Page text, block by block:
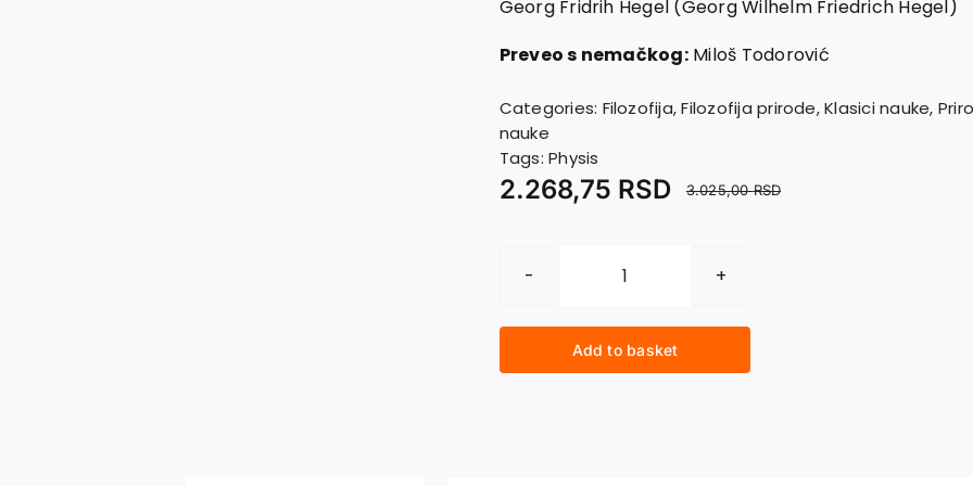
Georg Fridrih Hegel (Georg Wilhelm Friedrich Hegel)
Preveo s nemačkog:Miloš Todorović
Categories: Filozofija,Filozofija prirode,Klasici nauke,
nauke
Tags:Physis
3.025,00RSD
2.268,75 RSD
ENCIKLOPEDIJA
NAUKA
quantity
Add to basket